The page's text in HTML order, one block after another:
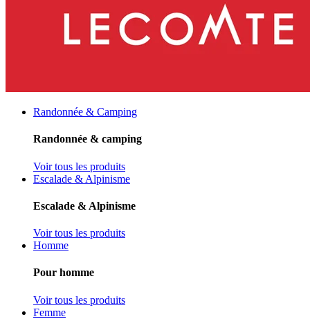
Randonnée & Camping
Randonnée & camping
Voir tous les produits
Escalade & Alpinisme
Escalade & Alpinisme
Voir tous les produits
Homme
Pour homme
Voir tous les produits
Femme